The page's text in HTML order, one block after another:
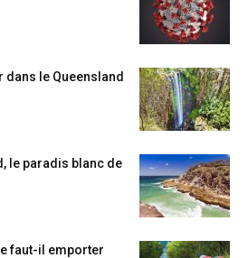
dans le Queensland
le paradis blanc de
faut-il emporter